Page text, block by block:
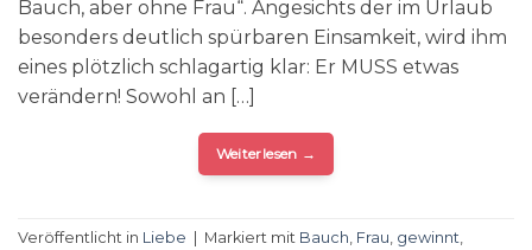
Bauch, aber ohne Frau“. Angesichts der im Urlaub
besonders deutlich spürbaren Einsamkeit, wird ihm
eines plötzlich schlagartig klar: Er MUSS etwas
verändern! Sowohl an […]
Weiterlesen →
Veröffentlicht in Liebe Markiert mit Bauch Frau gewinnt